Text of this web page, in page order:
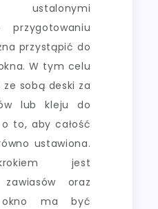
przygotowaniu
przystąpić do
W tym celu
sobą deski za
lub kleju do
to, aby całość
ustawiona.
jest
oraz
ma być